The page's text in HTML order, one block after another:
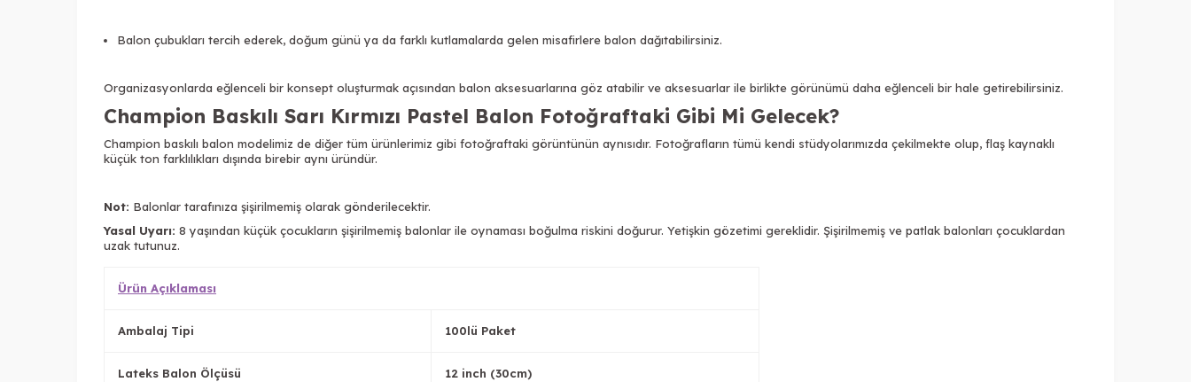
Balon çubukları tercih ederek, doğum günü ya da farklı kutlamalarda gelen misafirlere balon dağıtabilirsiniz.
Organizasyonlarda eğlenceli bir konsept oluşturmak açısından balon aksesuarlarına göz atabilir ve aksesuarlar ile birlikte görünümü daha eğlenceli bir hale getirebilirsiniz.
Champion Baskılı Sarı Kırmızı Pastel Balon Fotoğraftaki Gibi Mi Gelecek?
Champion baskılı balon modelimiz de diğer tüm ürünlerimiz gibi fotoğraftaki görüntünün aynısıdır. Fotoğrafların tümü kendi stüdyolarımızda çekilmekte olup, flaş kaynaklı
küçük ton farklılıkları dışında birebir aynı üründür.
Not: Balonlar tarafınıza şişirilmemiş olarak gönderilecektir.
Yasal Uyarı: 8 yaşından küçük çocukların şişirilmemiş balonlar ile oynaması boğulma riskini doğurur. Yetişkin gözetimi gereklidir. Şişirilmemiş ve patlak balonları çocuklardan
uzak tutunuz.
Ürün Açıklaması
Ambalaj Tipi 100lü Paket
Lateks Balon Ölçüsü 12 inch (30cm)